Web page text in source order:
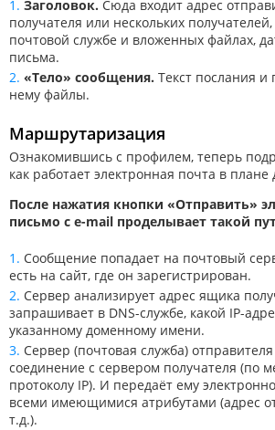
Заголовок. Сюда входит адрес
получателя или нескольких
почтовой службе и вложенных файлах,
письма.
«Тело» сообщения. Текст послания
нему файлы.
Маршрутаризация
Ознакомившись с профилем, теперь
как работает электронная почта в плане
После нажатия кнопки «Отправить»
письмо с e-mail проделывает такой
Сообщение попадает на почтовый
есть на сайт, где он зарегистрирован.
Сервер анализирует адрес ящика
запрашивает в DNS-службе, какой IP-
указанному доменному имени.
Сервер (почтовая служба)
соединение с сервером получателя (по
протоколу IP). И передаёт ему
всеми имеющимися атрибутами (адрес
т.д.).